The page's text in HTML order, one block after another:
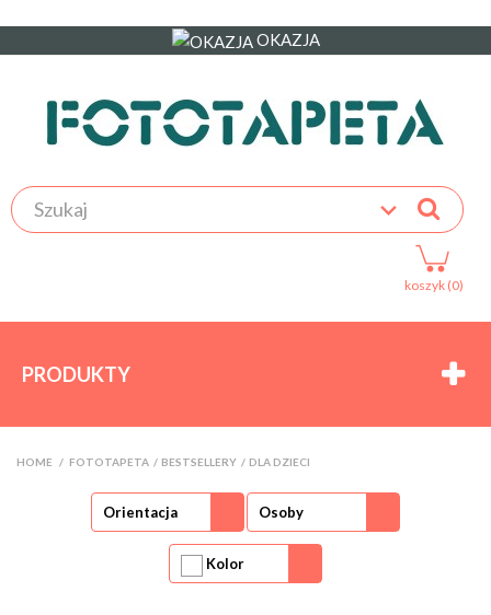
OKAZJA
koszyk (0)
PRODUKTY
HOME FOTOTAPETA >BESTSELLERY >DLA DZIECI
Orientacja Osoby
Kolor